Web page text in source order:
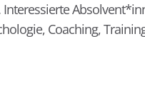
Coaching,